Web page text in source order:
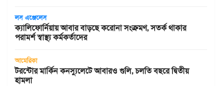
লস এঞ্জেলেস
ক্যালিফোর্নিয়ায় আবার বাড়ছে করোনা সংক্রমণ, সতর্ক থাকার
পরামর্শ স্বাস্থ্য কর্মকর্তাদের
আমেরিকা
টরন্টোর মার্কিন কনস্যুলেটে আবারও গুলি, চলতি বছরে দ্বিতীয়
হামলা